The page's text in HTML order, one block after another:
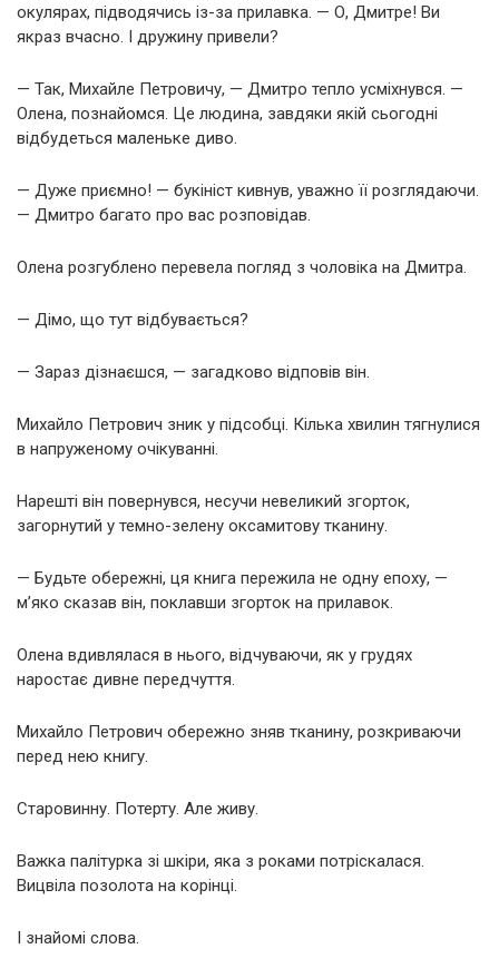
окулярах, підводячись із-за прилавка. — О, Дмитре! Ви
якраз вчасно. І дружину привели?
— Так, Михайле Петровичу, — Дмитро тепло усміхнувся. —
Олена, познайомся. Це людина, завдяки якій сьогодні
відбудеться маленьке диво.
— Дуже приємно! — букініст кивнув, уважно її розглядаючи.
— Дмитро багато про вас розповідав.
Олена розгублено перевела погляд з чоловіка на Дмитра.
— Дімо, що тут відбувається?
— Зараз дізнаєшся, — загадково відповів він.
Михайло Петрович зник у підсобці. Кілька хвилин тягнулися
в напруженому очікуванні.
Нарешті він повернувся, несучи невеликий згорток,
загорнутий у темно-зелену оксамитову тканину.
— Будьте обережні, ця книга пережила не одну епоху, —
м’яко сказав він, поклавши згорток на прилавок.
Олена вдивлялася в нього, відчуваючи, як у грудях
наростає дивне передчуття.
Михайло Петрович обережно зняв тканину, розкриваючи
перед нею книгу.
Старовинну. Потерту. Але живу.
Важка палітурка зі шкіри, яка з роками потріскалася.
Вицвіла позолота на корінці.
І знайомі слова.